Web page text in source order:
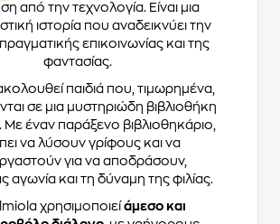
από την τεχνολογία. Είναι μια
ιστορία που αναδεικνύει την
επικοινωνίας και της
φαντασίας.
παιδιά που, τιμωρημένα,
σε μια μυστηριώδη βιβλιοθήκη
Με έναν παράξενο βιβλιοθηκάριο,
να λύσουν γρίφους και να
για να αποδράσουν,
αγωνία και τη δύναμη της φιλίας.
χρησιμοποιεί άμεσο και